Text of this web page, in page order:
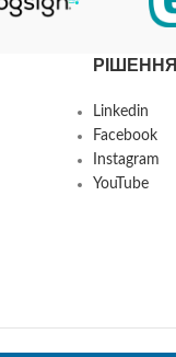
РІШЕННЯ
Linkedin
Facebook
Instagram
YouTube